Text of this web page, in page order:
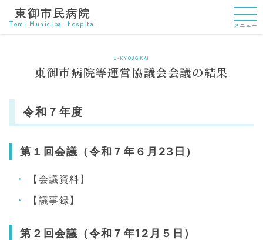
東御市民病院
Tomi Municipal hospital メニュー
U-KYOUGIKAI
東御市病院等運営協議会会議の結果
令和７年度
第１回会議（令和７年６月23日）
【会議資料】
【議事録】
第２回会議（令和７年12月５日）